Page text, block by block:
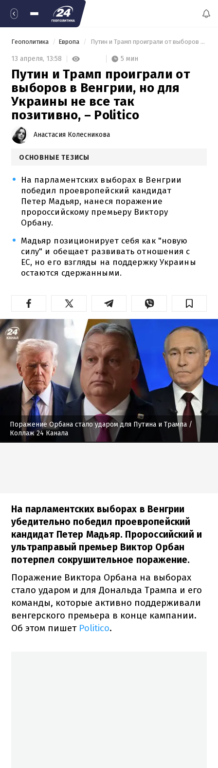
Геополитика Европа Путин и Трамп проиграли от выборов в Венгрии, но для Украины не все так позитивно, – Politico
13 апреля, 13:58 5 мин
Путин и Трамп проиграли от
выборов в Венгрии, но для
Украины не все так
позитивно, – Politico
Анастасия Колесникова
ОСНОВНЫЕ ТЕЗИСЫ
На парламентских выборах в Венгрии
победил проевропейский кандидат
Петер Мадьяр, нанеся поражение
пророссийскому премьеру Виктору
Орбану.
Мадьяр позиционирует себя как "новую
силу" и обещает развивать отношения с
ЕС, но его взгляды на поддержку Украины
остаются сдержанными.
Поражение Орбана стало ударом для Путина и Трампа /
Коллаж 24 Канала
На парламентских выборах в Венгрии
убедительно победил проевропейский
кандидат Петер Мадьяр. Пророссийский и
ультраправый премьер Виктор Орбан
потерпел сокрушительное поражение.
Поражение Виктора Орбана на выборах
стало ударом и для Дональда Трампа и его
команды, которые активно поддерживали
венгерского премьера в конце кампании.
Об этом пишет Politico.